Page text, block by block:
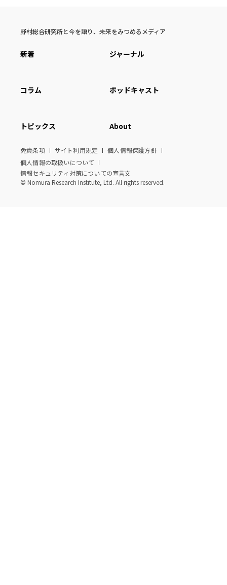
野村総合研究所と今を語り、未来をみつめるメディア
新着 ジャーナル
コラム ポッドキャスト
トピックス About
免責条項 サイト利用規定
個人情報保護方針
個人情報の取扱いについて
情報セキュリティ対策についての宣言文
© Nomura Research Institute, Ltd. All rights reserved.